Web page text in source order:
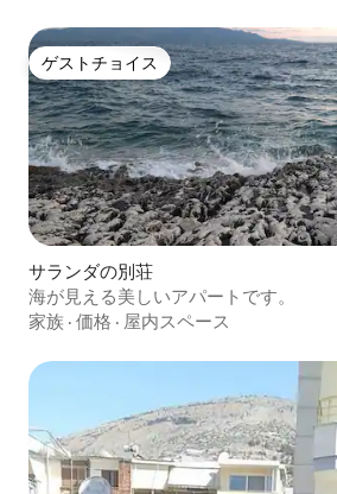
ゲストチョイス
ゲストチョイス
サランダの別荘
海が見える美しいアパートです。
家族 · 価格 · 屋内スペース